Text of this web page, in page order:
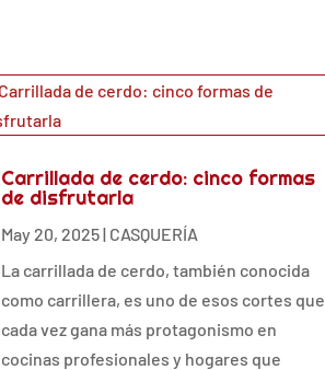
Carrillada de cerdo: cinco formas
de disfrutarla
May 20, 2025| CASQUERÍA
La carrillada de cerdo, también conocida
como carrillera, es uno de esos cortes que
cada vez gana más protagonismo en
cocinas profesionales y hogares que